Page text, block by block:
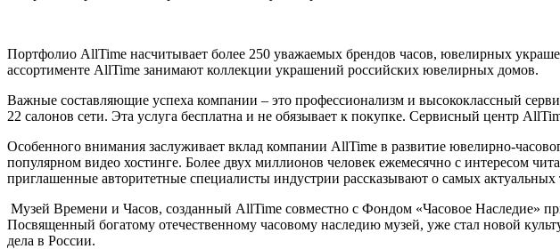
Портфолио AllTime насчитывает более 250 уважаемых брендов часов, ювелирных
ассортименте AllTime занимают коллекции украшений российских ювелирных домов.
Важные составляющие успеха компании – это профессионализм и высококлассный
22 салонов сети. Эта услуга бесплатна и не обязывает к покупке. Сервисный центр
Особенного внимания заслуживает вклад компании AllTime в развитие ювелирно-
популярном видео хостинге. Более двух миллионов человек ежемесячно с интересом
приглашенные авторитетные специалисты индустрии рассказывают о самых
Музей Времени и Часов, созданный AllTime совместно с Фондом «Часовое Наследие»
Посвященный богатому отечественному часовому наследию музей, уже стал новой
дела в России.